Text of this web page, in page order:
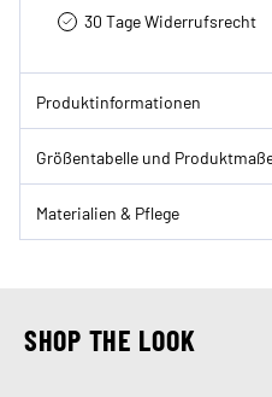
30 Tage Widerrufsrecht
Produktinformationen
Größentabelle und
Materialien & Pflege
SHOP THE LOOK